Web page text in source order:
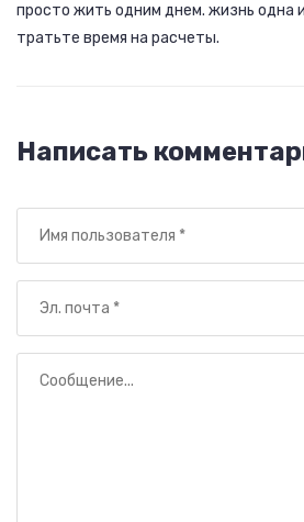
просто жить одним днем. жизнь одна
тратьте время на расчеты.
Написать